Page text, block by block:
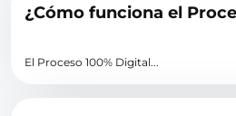
¿Cómo funciona el
El Proceso 100% Digital...